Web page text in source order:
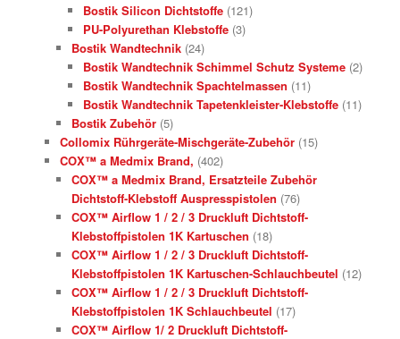
Bostik Silicon Dichtstoffe (121)
PU-Polyurethan Klebstoffe (3)
Bostik Wandtechnik (24)
Bostik Wandtechnik Schimmel Schutz Systeme (2)
Bostik Wandtechnik Spachtelmassen (11)
Bostik Wandtechnik Tapetenkleister-Klebstoffe (11)
Bostik Zubehör (5)
Collomix Rührgeräte-Mischgeräte-Zubehör (15)
COX™ a Medmix Brand, (402)
COX™ a Medmix Brand, Ersatzteile Zubehör
Dichtstoff-Klebstoff Auspresspistolen (76)
COX™ Airflow 1 / 2 / 3 Druckluft Dichtstoff-
Klebstoffpistolen 1K Kartuschen (18)
COX™ Airflow 1 / 2 / 3 Druckluft Dichtstoff-
Klebstoffpistolen 1K Kartuschen-Schlauchbeutel (12)
COX™ Airflow 1 / 2 / 3 Druckluft Dichtstoff-
Klebstoffpistolen 1K Schlauchbeutel (17)
COX™ Airflow 1/ 2 Druckluft Dichtstoff-